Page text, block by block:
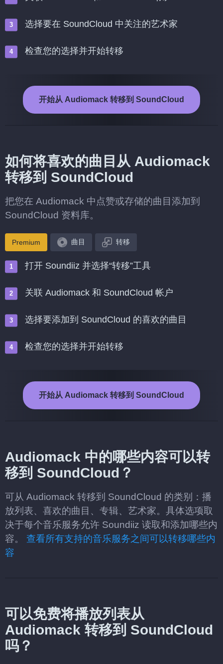
选择要在 SoundCloud 中关注的艺术家
检查您的选择并开始转移
开始从 Audiomack 转移到 SoundCloud
如何将喜欢的曲目从 Audiomack
转移到 SoundCloud
把您在 Audiomack 中点赞或存储的曲目添加到
SoundCloud 资料库。
Premium 曲目 转移
打开 Soundiiz 并选择“转移”工具
关联 Audiomack 和 SoundCloud 帐户
选择要添加到 SoundCloud 的喜欢的曲目
检查您的选择并开始转移
开始从 Audiomack 转移到 SoundCloud
Audiomack 中的哪些内容可以转
移到 SoundCloud？
可从 Audiomack 转移到 SoundCloud 的类别：播
放列表、喜欢的曲目、专辑、艺术家。具体选项取
决于每个音乐服务允许 Soundiiz 读取和添加哪些内
容。 查看所有支持的音乐服务之间可以转移哪些内
容
可以免费将播放列表从
Audiomack 转移到 SoundCloud
吗？